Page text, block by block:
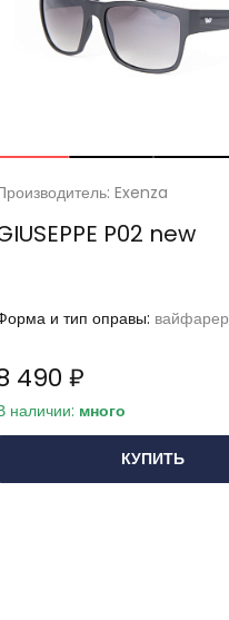
Exenza
P02 new
и тип оправы: вайфарер
490 ₽
наличии: много
КУПИТЬ